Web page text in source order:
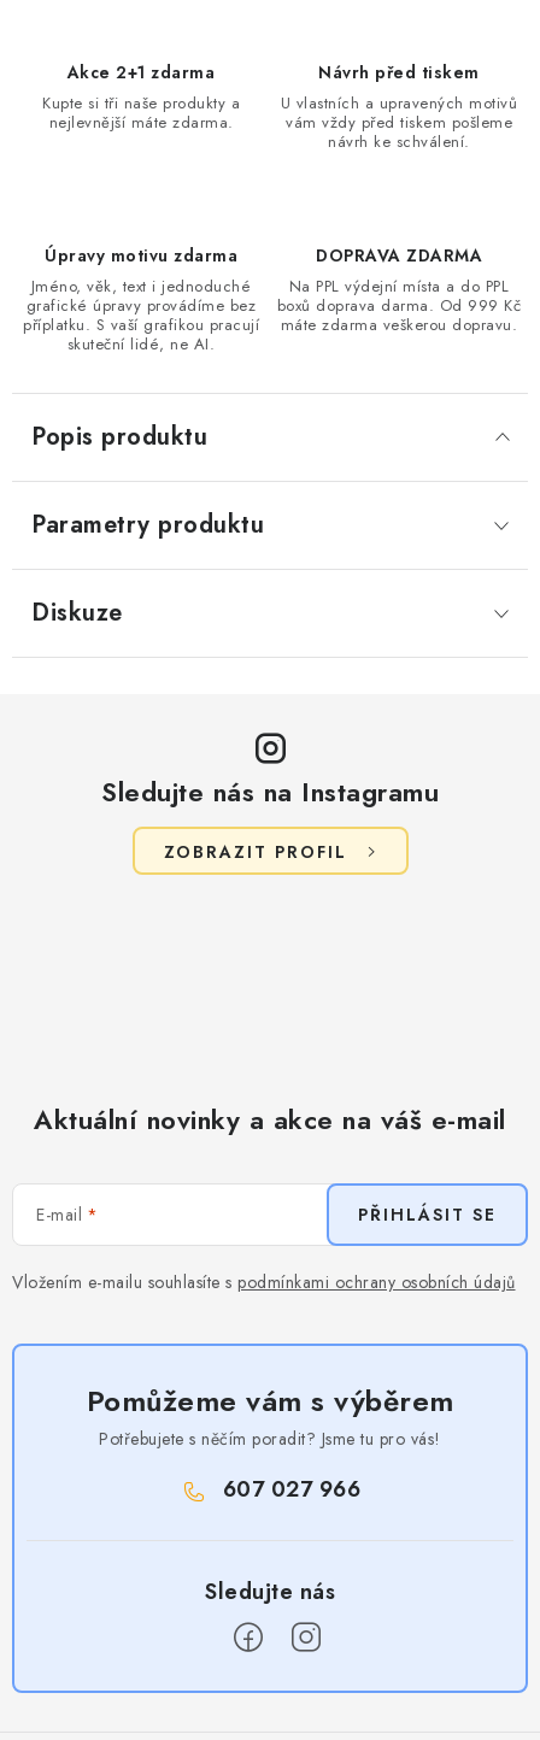
Akce 2+1 zdarma
Kupte si tři naše produkty a
nejlevnější máte zdarma.
Návrh před tiskem
U vlastních a upravených motivů
vám vždy před tiskem pošleme
návrh ke schválení.
Úpravy motivu zdarma
Jméno, věk, text i jednoduché
grafické úpravy provádíme bez
příplatku. S vaší grafikou pracují
skuteční lidé, ne AI.
DOPRAVA ZDARMA
Na PPL výdejní místa a do PPL
boxů doprava darma. Od 999 Kč
máte zdarma veškerou dopravu.
Popis produktu
Parametry produktu
Diskuze
Sledujte nás na Instagramu
ZOBRAZIT PROFIL
Aktuální novinky a akce na váš e-mail
E-mail
Vložením e-mailu souhlasíte s podmínkami ochrany osobních údajů
PŘIHLÁSIT SE
Pomůžeme vám s výběrem
Potřebujete s něčím poradit? Jsme tu pro vás!
607 027 966